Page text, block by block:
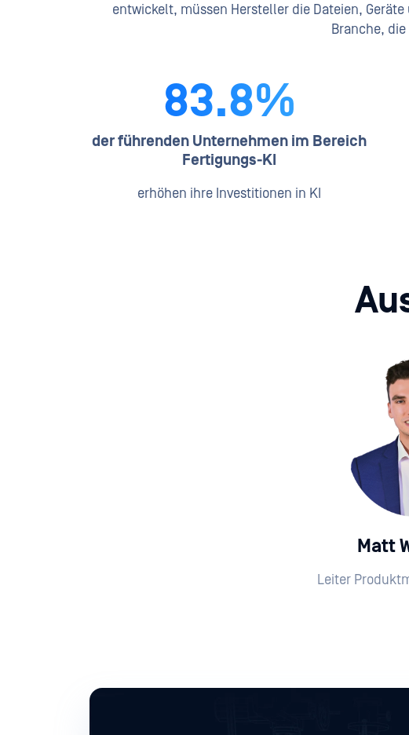
entwickelt, müssen Hersteller die Dateien,
Branche,
83.8%
der führenden Unternehmen im Bereich
Fertigungs-KI
erhöhen ihre Investitionen in KI
Matt
Leiter